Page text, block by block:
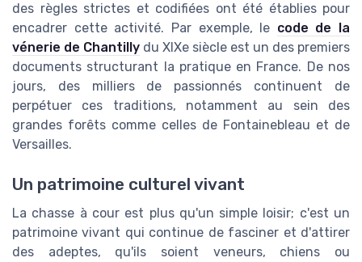
des règles strictes et codifiées ont été établies pour
encadrer cette activité. Par exemple, le code de la
vénerie de Chantilly du XIXe siècle est un des premiers
documents structurant la pratique en France. De nos
jours, des milliers de passionnés continuent de
perpétuer ces traditions, notamment au sein des
grandes forêts comme celles de Fontainebleau et de
Versailles.
Un patrimoine culturel vivant
La chasse à cour est plus qu'un simple loisir; c'est un
patrimoine vivant qui continue de fasciner et d'attirer
des adeptes, qu'ils soient veneurs, chiens ou